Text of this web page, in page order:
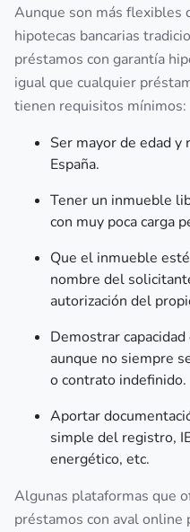
Aunque son más flexibles
hipotecas bancarias
préstamos con garantía
igual que cualquier
tienen requisitos mínimos:
Ser mayor de edad y
España.
Tener un inmueble
con muy poca carga
Que el inmueble
nombre del
autorización del
Demostrar capacidad
aunque no siempre
o contrato indefinido.
Aportar
simple del registro,
energético, etc.
Algunas plataformas que
préstamos con aval online